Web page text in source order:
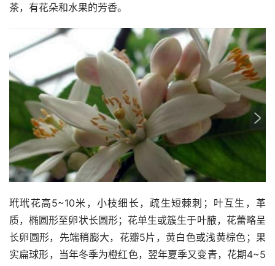
茶，有花朵和水果的芳香。
玳玳花高5~10米，小枝细长，疏生短棘刺；叶互生，革
质，椭圆形至卵状长圆形；花单生或簇生于叶腋，花蕾略呈
长卵圆形，先端稍膨大，花瓣5片，黄白色或浅黄棕色；果
实扁球形，当年冬季为橙红色，翌年夏季又变青，花期4~5